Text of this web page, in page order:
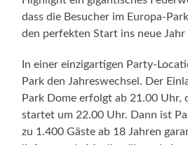
Snackangebot mit einer Vielzahl
Cocktailständen für das leibliche
Ab 22.00 Uhr können die
Gesangs-Talent unter Beweis
Bühnenluft schnuppern, wenn
an den bekanntesten und